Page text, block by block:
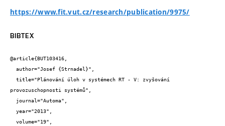
https://www.fit.vut.cz/research/publication/9975/
BIBTEX
@article{BUT103416,
provozuschopnosti systémů",